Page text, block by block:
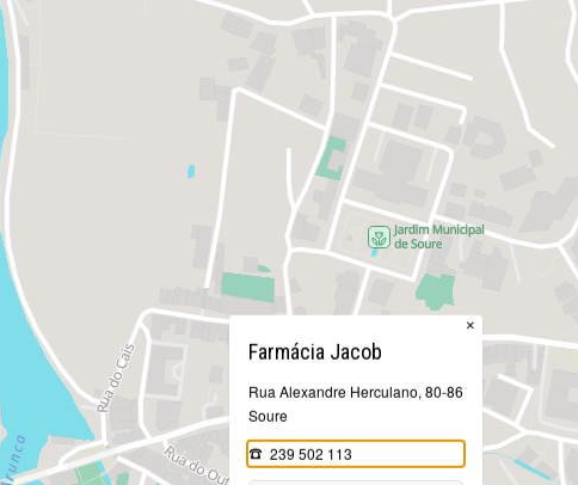
Farmácia Jacob
Rua Alexandre Herculano, 80-86
Soure
239 502 113
×